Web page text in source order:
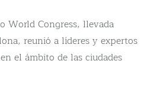
World Congress, llevada
reunió a líderes y expertos
el ámbito de las ciudades